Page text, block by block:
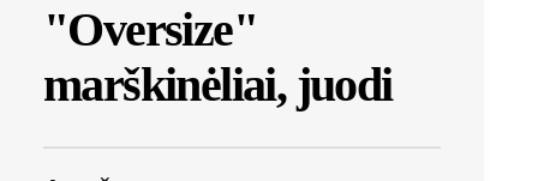
"Oversize"
marškinėliai, juodi